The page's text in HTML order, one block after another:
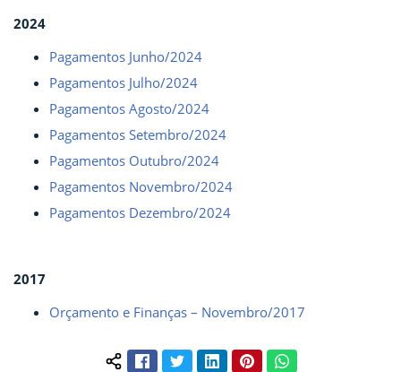
2024
Pagamentos Junho/2024
Pagamentos Julho/2024
Pagamentos Agosto/2024
Pagamentos Setembro/2024
Pagamentos Outubro/2024
Pagamentos Novembro/2024
Pagamentos Dezembro/2024
2017
Orçamento e Finanças – Novembro/2017
FacebookTwitterLinkedInPinterestWhatsApp